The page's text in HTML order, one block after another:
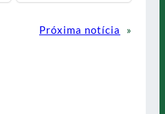
Próxima notícia
»